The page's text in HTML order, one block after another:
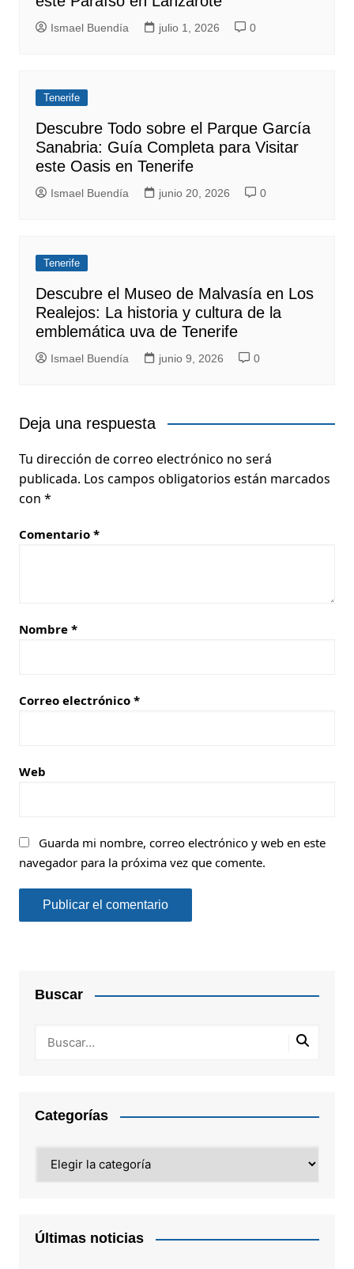
Ismael Buendía julio 1, 2026 0
Tenerife
Descubre Todo sobre el Parque García
Sanabria: Guía Completa para Visitar
este Oasis en Tenerife
Ismael Buendía junio 20, 2026 0
Tenerife
Descubre el Museo de Malvasía en Los
Realejos: La historia y cultura de la
emblemática uva de Tenerife
Ismael Buendía junio 9, 2026 0
Deja una respuesta
Tu dirección de correo electrónico no será
publicada. Los campos obligatorios están marcados
con *
Comentario *
Nombre *
Correo electrónico *
Web
Guarda mi nombre, correo electrónico y web en este
navegador para la próxima vez que comente.
Buscar
Categorías
Últimas noticias